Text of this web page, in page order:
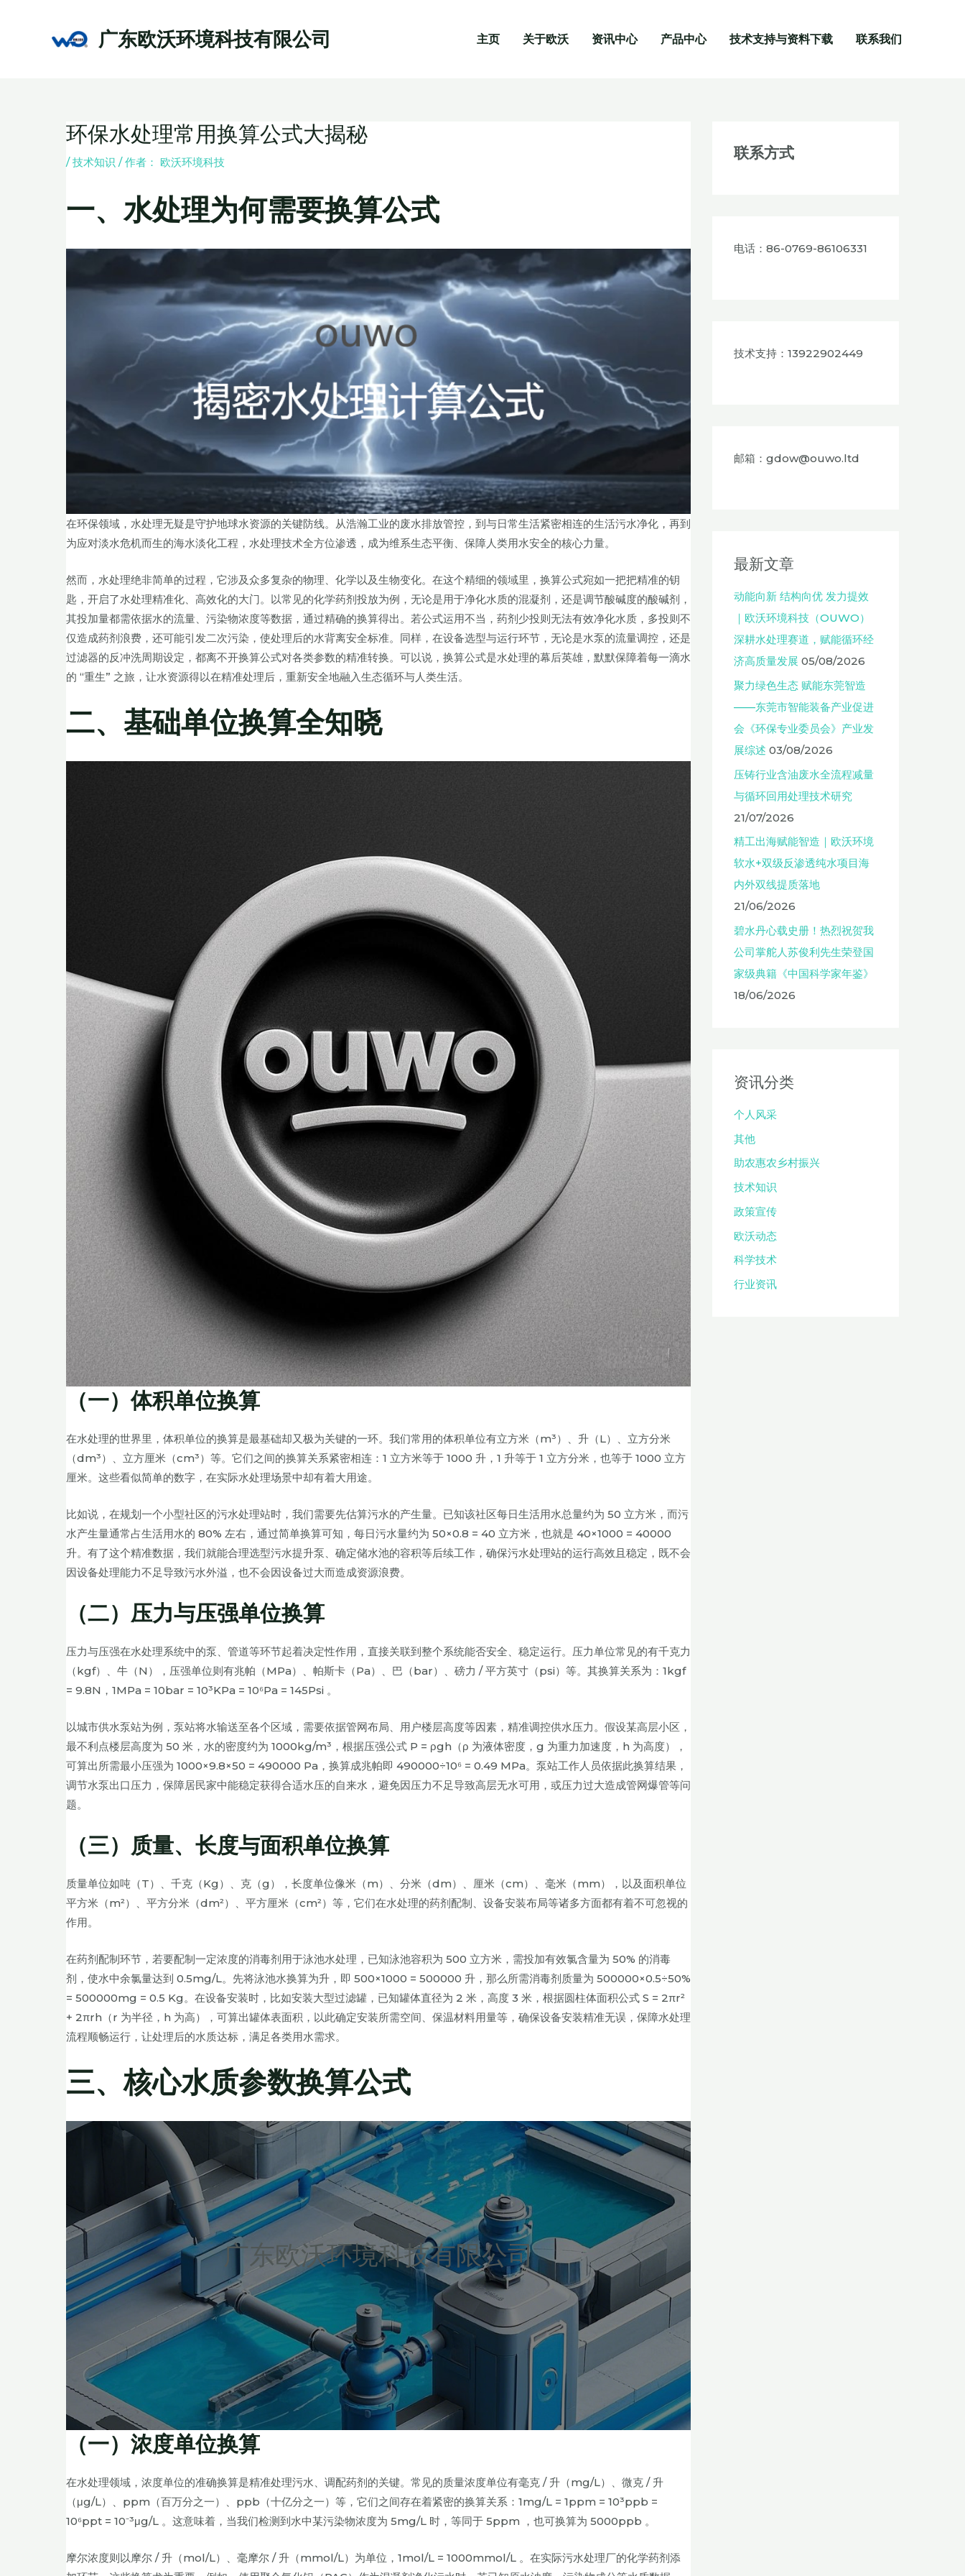
广东欧沃环境科技有限公司 主页 关于欧沃 资讯中心 产品中心 技术支持与资料下载 联系我们
环保水处理常用换算公式大揭秘
/技术知识 / 作者： 欧沃环境科技
一、水处理为何需要换算公式
在环保领域，水处理无疑是守护地球水资源的关键防线。从浩瀚工业的废水排放管控，到与日常生活紧密相连的生活污水净化，再到
为应对淡水危机而生的海水淡化工程，水处理技术全方位渗透，成为维系生态平衡、保障人类用水安全的核心力量。
然而，水处理绝非简单的过程，它涉及众多复杂的物理、化学以及生物变化。在这个精细的领域里，换算公式宛如一把把精准的钥
匙，开启了水处理精准化、高效化的大门。以常见的化学药剂投放为例，无论是用于净化水质的混凝剂，还是调节酸碱度的酸碱剂，
其投加量都需依据水的流量、污染物浓度等数据，通过精确的换算得出。若公式运用不当，药剂少投则无法有效净化水质，多投则不
仅造成药剂浪费，还可能引发二次污染，使处理后的水背离安全标准。同样，在设备选型与运行环节，无论是水泵的流量调控，还是
过滤器的反冲洗周期设定，都离不开换算公式对各类参数的精准转换。可以说，换算公式是水处理的幕后英雄，默默保障着每一滴水
的 “重生” 之旅，让水资源得以在精准处理后，重新安全地融入生态循环与人类生活。
二、基础单位换算全知晓
（一）体积单位换算
在水处理的世界里，体积单位的换算是最基础却又极为关键的一环。我们常用的体积单位有立方米（m³）、升（L）、立方分米
（dm³）、立方厘米（cm³）等。它们之间的换算关系紧密相连：1 立方米等于 1000 升，1 升等于 1 立方分米，也等于 1000 立方
厘米。这些看似简单的数字，在实际水处理场景中却有着大用途。
比如说，在规划一个小型社区的污水处理站时，我们需要先估算污水的产生量。已知该社区每日生活用水总量约为 50 立方米，而污
水产生量通常占生活用水的 80% 左右，通过简单换算可知，每日污水量约为 50×0.8 = 40 立方米，也就是 40×1000 = 40000
升。有了这个精准数据，我们就能合理选型污水提升泵、确定储水池的容积等后续工作，确保污水处理站的运行高效且稳定，既不会
因设备处理能力不足导致污水外溢，也不会因设备过大而造成资源浪费。
（二）压力与压强单位换算
压力与压强在水处理系统中的泵、管道等环节起着决定性作用，直接关联到整个系统能否安全、稳定运行。压力单位常见的有千克力
（kgf）、牛（N），压强单位则有兆帕（MPa）、帕斯卡（Pa）、巴（bar）、磅力 / 平方英寸（psi）等。其换算关系为：1kgf
= 9.8N，1MPa = 10bar = 10³KPa = 10⁶Pa = 145Psi 。
以城市供水泵站为例，泵站将水输送至各个区域，需要依据管网布局、用户楼层高度等因素，精准调控供水压力。假设某高层小区，
最不利点楼层高度为 50 米，水的密度约为 1000kg/m³，根据压强公式 P = ρgh（ρ 为液体密度，g 为重力加速度，h 为高度），
可算出所需最小压强为 1000×9.8×50 = 490000 Pa，换算成兆帕即 490000÷10⁶ = 0.49 MPa。泵站工作人员依据此换算结果，
调节水泵出口压力，保障居民家中能稳定获得合适水压的自来水，避免因压力不足导致高层无水可用，或压力过大造成管网爆管等问
题。
（三）质量、长度与面积单位换算
质量单位如吨（T）、千克（Kg）、克（g），长度单位像米（m）、分米（dm）、厘米（cm）、毫米（mm），以及面积单位
平方米（m²）、平方分米（dm²）、平方厘米（cm²）等，它们在水处理的药剂配制、设备安装布局等诸多方面都有着不可忽视的
作用。
在药剂配制环节，若要配制一定浓度的消毒剂用于泳池水处理，已知泳池容积为 500 立方米，需投加有效氯含量为 50% 的消毒
剂，使水中余氯量达到 0.5mg/L。先将泳池水换算为升，即 500×1000 = 500000 升，那么所需消毒剂质量为 500000×0.5÷50%
= 500000mg = 0.5 Kg。在设备安装时，比如安装大型过滤罐，已知罐体直径为 2 米，高度 3 米，根据圆柱体面积公式 S = 2πr²
+ 2πrh（r 为半径，h 为高），可算出罐体表面积，以此确定安装所需空间、保温材料用量等，确保设备安装精准无误，保障水处理
流程顺畅运行，让处理后的水质达标，满足各类用水需求。
三、核心水质参数换算公式
广东欧沃环境科技有限公司
（一）浓度单位换算
在水处理领域，浓度单位的准确换算是精准处理污水、调配药剂的关键。常见的质量浓度单位有毫克 / 升（mg/L）、微克 / 升
（μg/L）、ppm（百万分之一）、ppb（十亿分之一）等，它们之间存在着紧密的换算关系：1mg/L = 1ppm = 10³ppb =
10⁶ppt = 10⁻³μg/L 。这意味着，当我们检测到水中某污染物浓度为 5mg/L 时，等同于 5ppm ，也可换算为 5000ppb 。
摩尔浓度则以摩尔 / 升（mol/L）、毫摩尔 / 升（mmol/L）为单位，1mol/L = 1000mmol/L 。在实际污水处理厂的化学药剂添
Post
联系方式
电话：86-0769-86106331
技术支持：13922902449
邮箱：gdow@ouwo.ltd
最新文章
动能向新 结构向优 发力提效
｜欧沃环境科技（OUWO）
深耕水处理赛道，赋能循环经
济高质量发展 05/08/2026
聚力绿色生态 赋能东莞智造
——东莞市智能装备产业促进
会《环保专业委员会》产业发
展综述 03/08/2026
压铸行业含油废水全流程减量
与循环回用处理技术研究
21/07/2026
精工出海赋能智造｜欧沃环境
软水+双级反渗透纯水项目海
内外双线提质落地
21/06/2026
碧水丹心载史册！热烈祝贺我
公司掌舵人苏俊利先生荣登国
家级典籍《中国科学家年鉴》
18/06/2026
资讯分类
个人风采
其他
助农惠农乡村振兴
技术知识
政策宣传
欧沃动态
科学技术
行业资讯